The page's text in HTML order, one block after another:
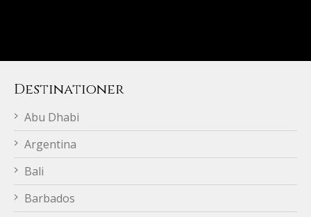
Destinationer
Abu Dhabi
Argentina
Bali
Barbados